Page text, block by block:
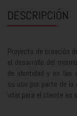
DESCRIPCIÓN
Proyecto de creación
el desarrollo del
de identidad y en las
su uso por parte de la
vital para el cliente en